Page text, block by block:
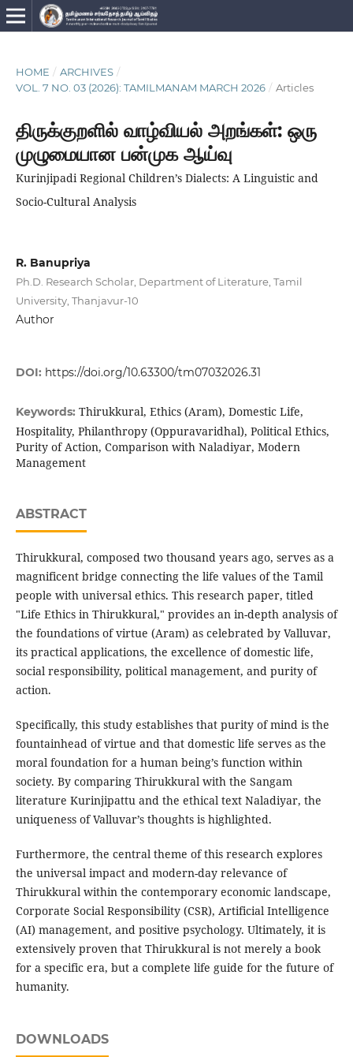
HOME / ARCHIVES /
VOL. 7 NO. 03 (2026): TAMILMANAM MARCH 2026 / Articles
திருக்குறளில் வாழ்வியல் அறங்கள்: ஒரு
முழுமையான பன்முக ஆய்வு
Kurinjipadi Regional Children’s Dialects: A Linguistic and
Socio-Cultural Analysis
R. Banupriya
Ph.D. Research Scholar, Department of Literature, Tamil
University, Thanjavur-10
Author
DOI: https://doi.org/10.63300/tm07032026.31
Keywords: Thirukkural, Ethics (Aram), Domestic Life,
Hospitality, Philanthropy (Oppuravaridhal), Political Ethics,
Purity of Action, Comparison with Naladiyar, Modern
Management
ABSTRACT
Thirukkural, composed two thousand years ago, serves as a
magnificent bridge connecting the life values of the Tamil
people with universal ethics. This research paper, titled
"Life Ethics in Thirukkural," provides an in-depth analysis of
the foundations of virtue (Aram) as celebrated by Valluvar,
its practical applications, the excellence of domestic life,
social responsibility, political management, and purity of
action.
Specifically, this study establishes that purity of mind is the
fountainhead of virtue and that domestic life serves as the
moral foundation for a human being’s function within
society. By comparing Thirukkural with the Sangam
literature Kurinjipattu and the ethical text Naladiyar, the
uniqueness of Valluvar’s thoughts is highlighted.
Furthermore, the central theme of this research explores
the universal impact and modern-day relevance of
Thirukkural within the contemporary economic landscape,
Corporate Social Responsibility (CSR), Artificial Intelligence
(AI) management, and positive psychology. Ultimately, it is
extensively proven that Thirukkural is not merely a book
for a specific era, but a complete life guide for the future of
humanity.
DOWNLOADS